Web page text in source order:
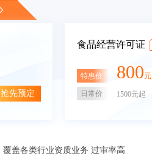
抢先预定
食品经营许可证
特惠价 800
日常价 1500元起
覆盖各类行业资质业务 过审率高